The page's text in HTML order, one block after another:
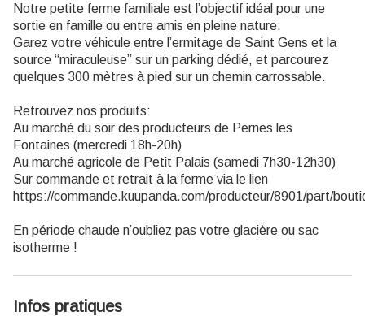
Notre petite ferme familiale est l’objectif idéal pour une
sortie en famille ou entre amis en pleine nature.
Garez votre véhicule entre l’ermitage de Saint Gens et la
source “miraculeuse” sur un parking dédié, et parcourez
quelques 300 mètres à pied sur un chemin carrossable.
Retrouvez nos produits:
Au marché du soir des producteurs de Pernes les
Fontaines (mercredi 18h-20h)
Au marché agricole de Petit Palais (samedi 7h30-12h30)
Sur commande et retrait à la ferme via le lien
https://commande.kuupanda.com/producteur/8901/part/
En période chaude n’oubliez pas votre glacière ou sac
isotherme !
Infos pratiques